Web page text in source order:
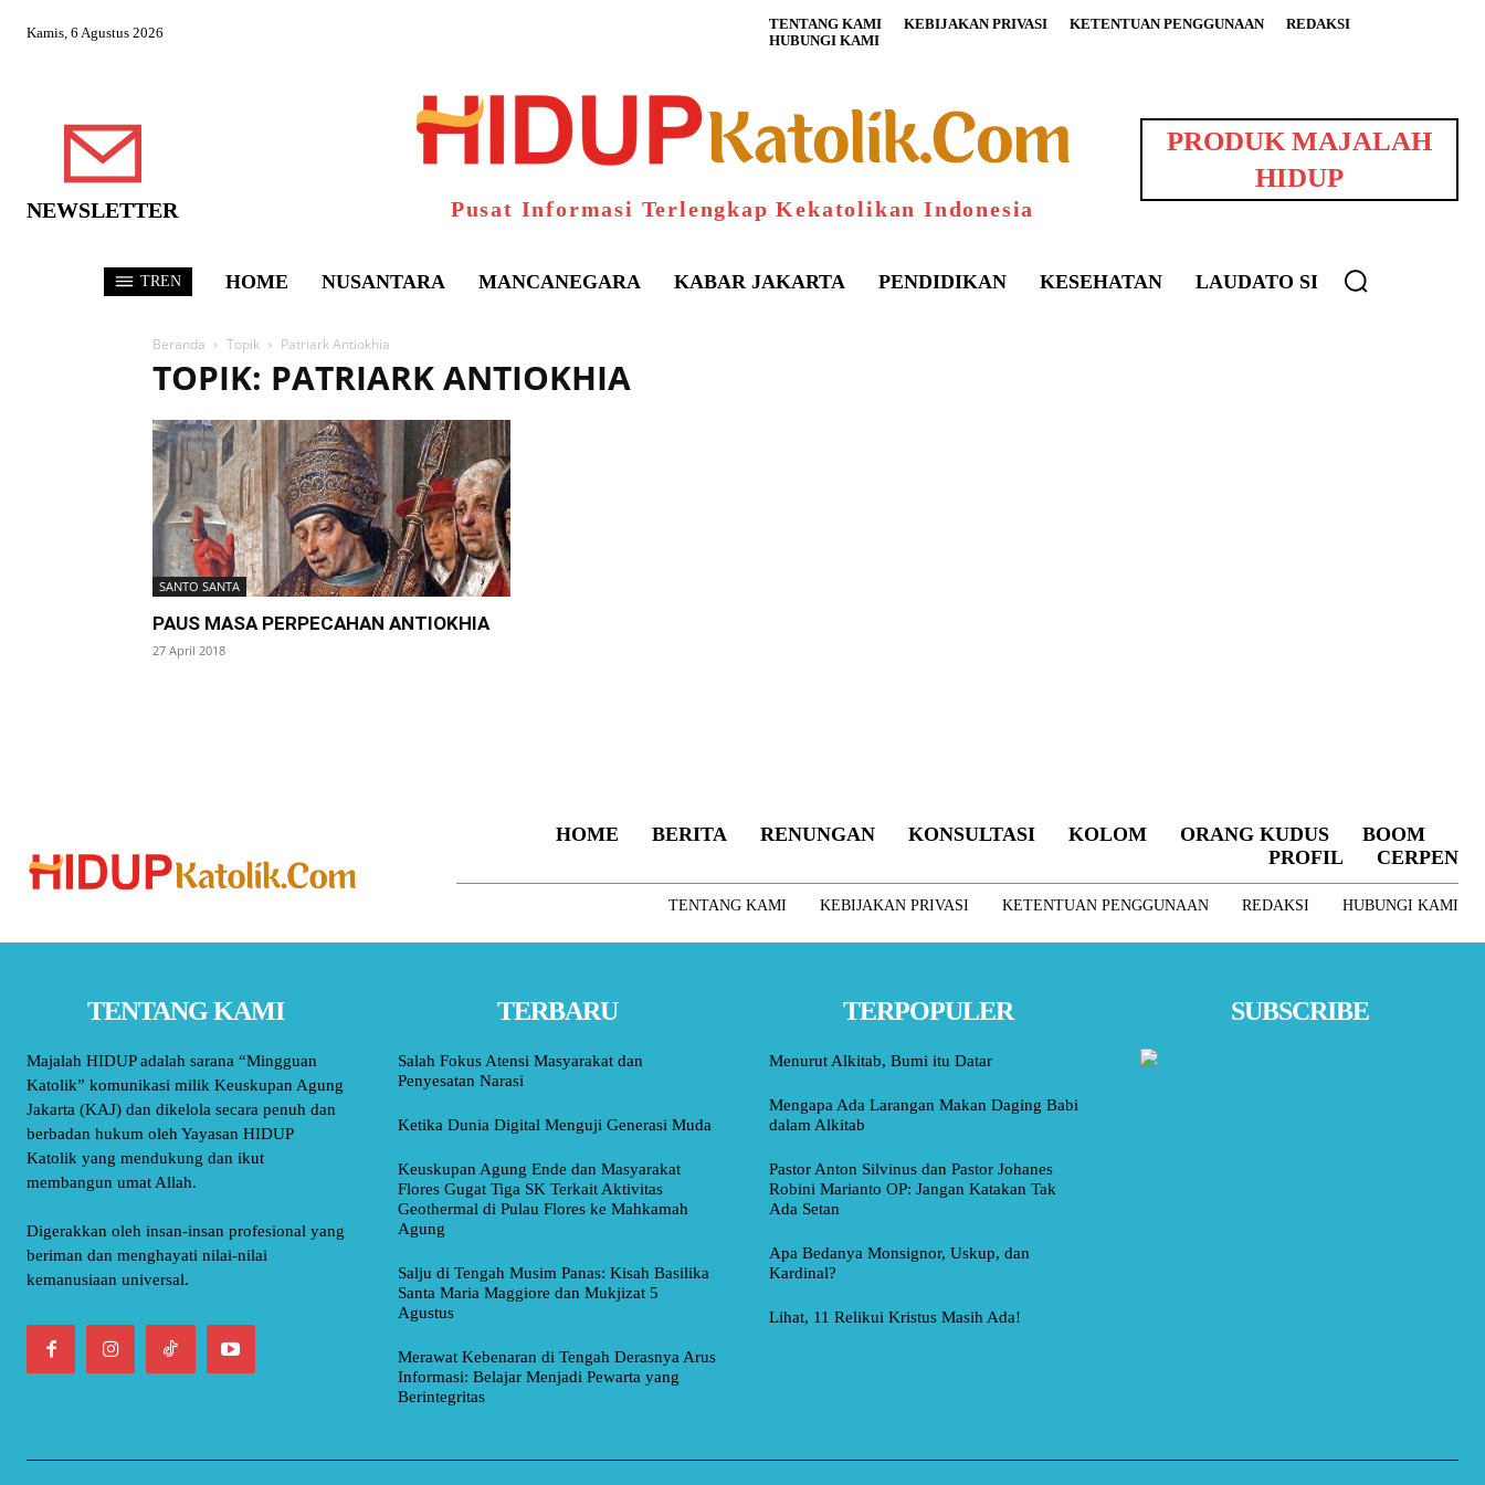
Kamis, 6 Agustus 2026 TENTANG KAMI KEBIJAKAN PRIVASI KETENTUAN PENGGUNAAN
REDAKSI
HUBUNGI KAMI
NEWSLETTER Pusat Informasi Terlengkap Kekatolikan Indonesia
PRODUK MAJALAH
HIDUP
TREN HOME NUSANTARA MANCANEGARA KABAR JAKARTA PENDIDIKAN KESEHATAN LAUDATO SI
Beranda Topik Patriark Antiokhia
TOPIK: PATRIARK ANTIOKHIA
SANTO SANTA
PAUS MASA PERPECAHAN ANTIOKHIA
27 April 2018
HOME BERITA RENUNGAN KONSULTASI KOLOM ORANG KUDUS
BOOM
PROFIL
CERPEN
TENTANG KAMI KEBIJAKAN PRIVASI KETENTUAN PENGGUNAAN REDAKSI HUBUNGI KAMI
TENTANG KAMI
Majalah HIDUP adalah sarana “Mingguan
Katolik” komunikasi milik Keuskupan Agung
Jakarta (KAJ) dan dikelola secara penuh dan
berbadan hukum oleh Yayasan HIDUP
Katolik yang mendukung dan ikut
membangun umat Allah.
Digerakkan oleh insan-insan profesional yang
beriman dan menghayati nilai-nilai
kemanusiaan universal.
TERBARU
Salah Fokus Atensi Masyarakat dan
Penyesatan Narasi
Ketika Dunia Digital Menguji Generasi Muda
Keuskupan Agung Ende dan Masyarakat
Flores Gugat Tiga SK Terkait Aktivitas
Geothermal di Pulau Flores ke Mahkamah
Agung
Salju di Tengah Musim Panas: Kisah Basilika
Santa Maria Maggiore dan Mukjizat 5
Agustus
Merawat Kebenaran di Tengah Derasnya Arus
Informasi: Belajar Menjadi Pewarta yang
Berintegritas
TERPOPULER
Menurut Alkitab, Bumi itu Datar
Mengapa Ada Larangan Makan Daging Babi
dalam Alkitab
Pastor Anton Silvinus dan Pastor Johanes
Robini Marianto OP: Jangan Katakan Tak
Ada Setan
Apa Bedanya Monsignor, Uskup, dan
Kardinal?
Lihat, 11 Relikui Kristus Masih Ada!
SUBSCRIBE